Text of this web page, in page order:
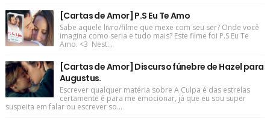
[Cartas de Amor] P.S Eu Te Amo
Sabe aquele livro/filme que mexe com seu ser? Onde você
imagina como seria e tudo mais? Este filme foi P.S Eu Te
Amo. <3 Nest...
[Cartas de Amor] Discurso fúnebre de Hazel para
Augustus.
Escrever qualquer matéria sobre A Culpa é das estrelas
certamente é para me emocionar, já que eu sou super
suspeita em falar ou escrever so...